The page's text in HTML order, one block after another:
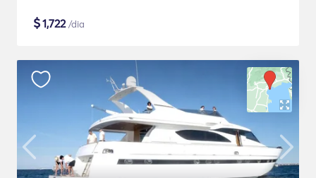
$1,722/dia